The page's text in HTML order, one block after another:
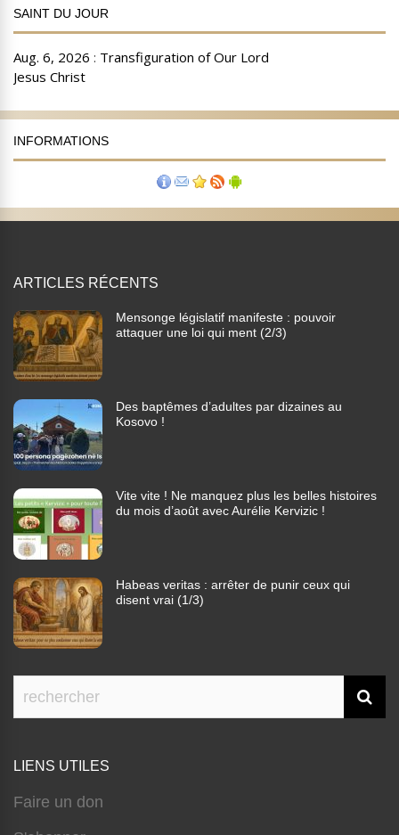
SAINT DU JOUR
INFORMATIONS
ARTICLES RÉCENTS
Mensonge législatif manifeste : pouvoir
attaquer une loi qui ment (2/3)
Des baptêmes d’adultes par dizaines au
Kosovo !
Vite vite ! Ne manquez plus les belles histoires
du mois d’août avec Aurélie Kervizic !
Habeas veritas : arrêter de punir ceux qui
disent vrai (1/3)
LIENS UTILES
Faire un don